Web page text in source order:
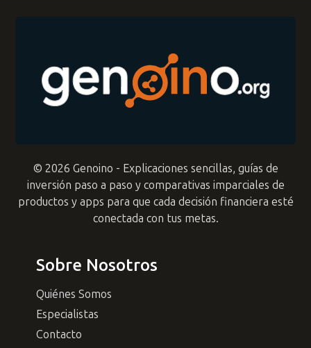
© 2026 Genoino - Explicaciones sencillas, guías de
inversión paso a paso y comparativas imparciales de
productos y apps para que cada decisión financiera esté
conectada con tus metas.
Sobre Nosotros
Quiénes Somos
Especialistas
Contacto